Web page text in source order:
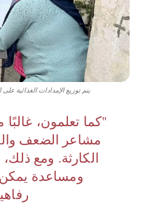
يتم توزيع الإمدادات الغذائية
"كما تعلمون،
مشاعر الضعف
الكارثة. ومع
ومساعدة